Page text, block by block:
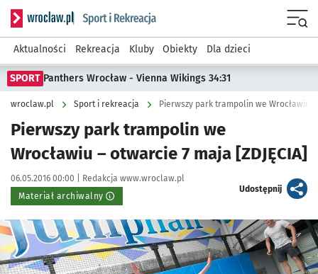
Serwis informacyjny wroclaw.pl podserwis: Sport i rekreacja
Aktualności Rekreacja Kluby Obiekty Dla dzieci
SPORT Panthers Wrocław - Vienna Wikings 34:31
wroclaw.pl Sport i rekreacja Pierwszy park trampolin we Wrocławiu –
Pierwszy park trampolin we
Wrocławiu – otwarcie 7 maja [ZDJĘCIA]
Data publikacji:
06.05.2016 00:00 | Autor:
Redakcja www.wroclaw.pl
Materiał archiwalny
Udostępnijartykuł
Kliknij, aby powiększyć